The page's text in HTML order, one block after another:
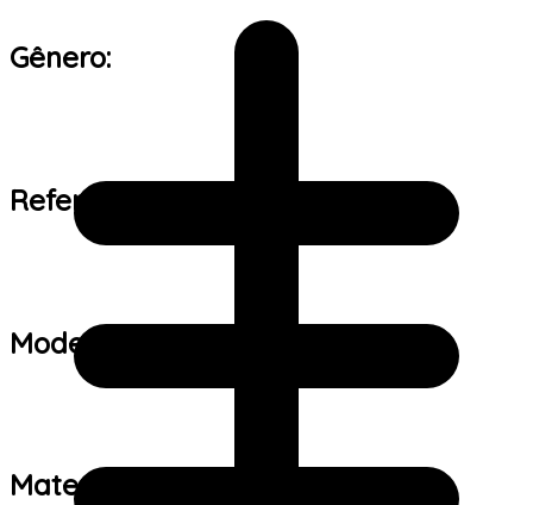
Gênero:
Referência de tamanho:
Modelo:
Material: